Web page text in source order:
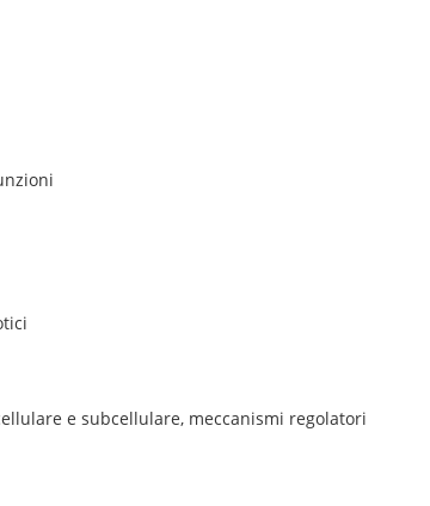
e subcellulare, meccanismi regolatori